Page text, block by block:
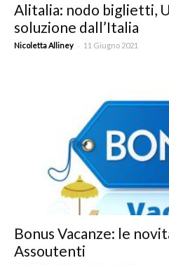
Alitalia: nodo biglietti,
soluzione dall’Italia
Nicoletta Alliney - 11 Giugno 2021
Bonus Vacanze: le
Assoutenti